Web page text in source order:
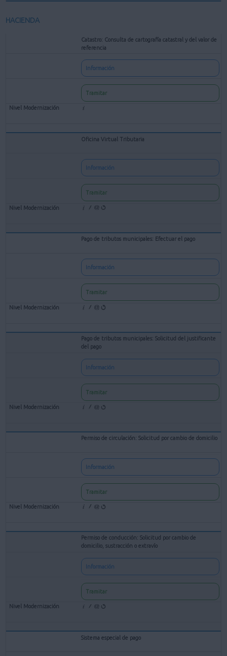
HACIENDA
Catastro: Consulta de cartografía catastral y del valor de
referencia
Información
Tramitar
Oficina Virtual Tributaria
Información
Tramitar
Pago de tributos municipales: Efectuar el pago
Información
Tramitar
Pago de tributos municipales: Solicitud del justificante
del pago
Información
Tramitar
Permiso de circulación: Solicitud por cambio de domicilio
Información
Tramitar
Permiso de conducción: Solicitud por cambio de
domicilio, sustracción o extravío
Información
Tramitar
Sistema especial de pago